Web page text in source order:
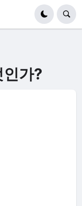
가?